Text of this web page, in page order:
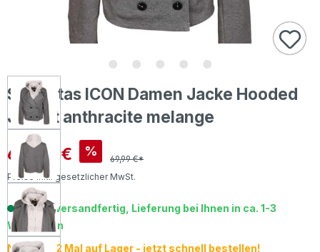
Senoritas ICON Damen Jacke Hooded
Jacket anthracite melange
Verkaufspreis:
60,00 € %
69,99 €*
Preise inkl. gesetzlicher MwSt.
Sofort versandfertig, Lieferung bei Ihnen in ca. 1-3
Werktagen
Nur noch 2 Mal auf Lager - jetzt schnell bestellen!